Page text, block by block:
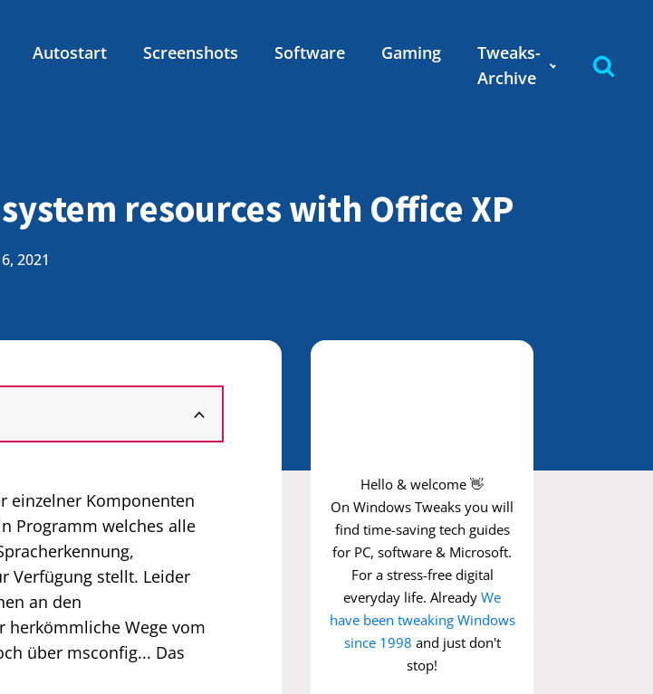
Autostart Screenshots Software Gaming
Tweaks-
Archive
resources with Office XP
2021
einzelner Komponenten
Programm welches alle
Verfügung stellt. Leider
an den
herkömmliche Wege vom
über msconfig... Das
Hello & welcome 👋
On Windows Tweaks you will
find time-saving tech guides
for PC, software & Microsoft.
For a stress-free digital
everyday life. Already We
have been tweaking Windows
since 1998 and just don't
stop!